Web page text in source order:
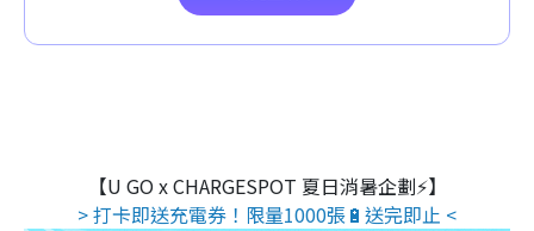
【U GO x CHARGESPOT 夏日消暑企劃⚡】
> 打卡即送充電券！限量1000張🔋送完即止 <